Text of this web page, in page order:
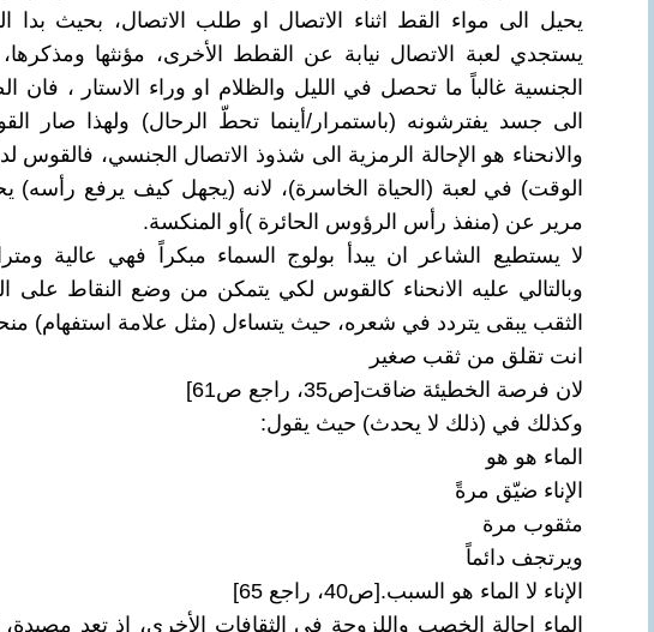
يحيل الى مواء القط اثناء الاتصال او طلب الاتصال، بحيث
يستجدي لعبة الاتصال نيابة عن القطط الأخرى، مؤنثها ومذكرها،
الجنسية غالباً ما تحصل في الليل والظلام او وراء الاستار ، فان
الى جسد يفترشونه (باستمرار/أينما تحطّ الرحال) ولهذا صار
والانحناء هو الإحالة الرمزية الى شذوذ الاتصال الجنسي، فالقوس
الوقت) في لعبة (الحياة الخاسرة)، لانه (يجهل كيف يرفع
مرير عن (منفذ رأس الرؤوس الحائرة )أو المنكسة.
لا يستطيع الشاعر ان يبدأ بولوج السماء مبكراً فهي عالية
وبالتالي عليه الانحناء كالقوس لكي يتمكن من وضع النقاط
الثقب يبقى يتردد في شعره، حيث يتساءل (مثل علامة استفهام)
انت تقلق من ثقب صغير
لان فرصة الخطيئة ضاقت[ص35، راجع ص61]
وكذلك في (ذلك لا يحدث) حيث يقول:
الماء هو هو
الإناء ضيّق مرةً
مثقوب مرة
ويرتجف دائماً
الإناء لا الماء هو السبب.[ص40، راجع 65]
الماء إحالة الخصب واللزوجة في الثقافات الأخرى، اذ تعد